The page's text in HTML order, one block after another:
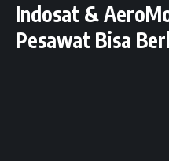
Indosat &
Pesawat Bisa